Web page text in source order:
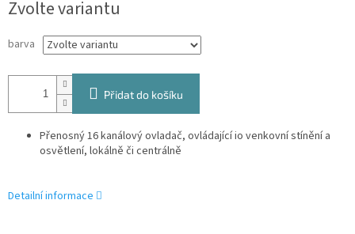
cena:
Zvolte variantu
barva
Přidat do košíku
Přenosný 16 kanálový ovladač, ovládající io venkovní stínění a
osvětlení, lokálně či centrálně
Detailní informace